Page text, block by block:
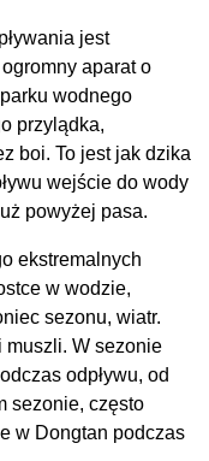
jest
aparat o
wodnego
przylądka,
boi. To jest jak dzika
wejście do wody
powyżej pasa.
ekstremalnych
w wodzie,
sezonu, wiatr.
muszli. W sezonie
odpływu, od
sezonie, często
w Dongtan podczas